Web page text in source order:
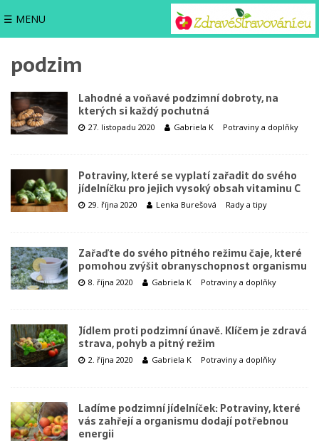
☰ MENU
podzim
Lahodné a voňavé podzimní dobroty, na
kterých si každý pochutná
27. listopadu 2020 Gabriela K Potraviny a doplňky
Potraviny, které se vyplatí zařadit do svého
jídelníčku pro jejich vysoký obsah vitaminu C
29. října 2020 Lenka Burešová Rady a tipy
Zařaďte do svého pitného režimu čaje, které
pomohou zvýšit obranyschopnost organismu
8. října 2020 Gabriela K Potraviny a doplňky
Jídlem proti podzimní únavě. Klíčem je zdravá
strava, pohyb a pitný režim
2. října 2020 Gabriela K Potraviny a doplňky
Ladíme podzimní jídelníček: Potraviny, které
vás zahřejí a organismu dodají potřebnou
energii